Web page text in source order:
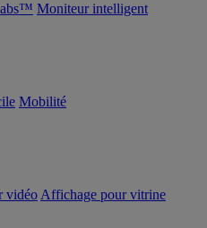
Moniteur intelligent
Mobilité
vidéo Affichage pour vitrine